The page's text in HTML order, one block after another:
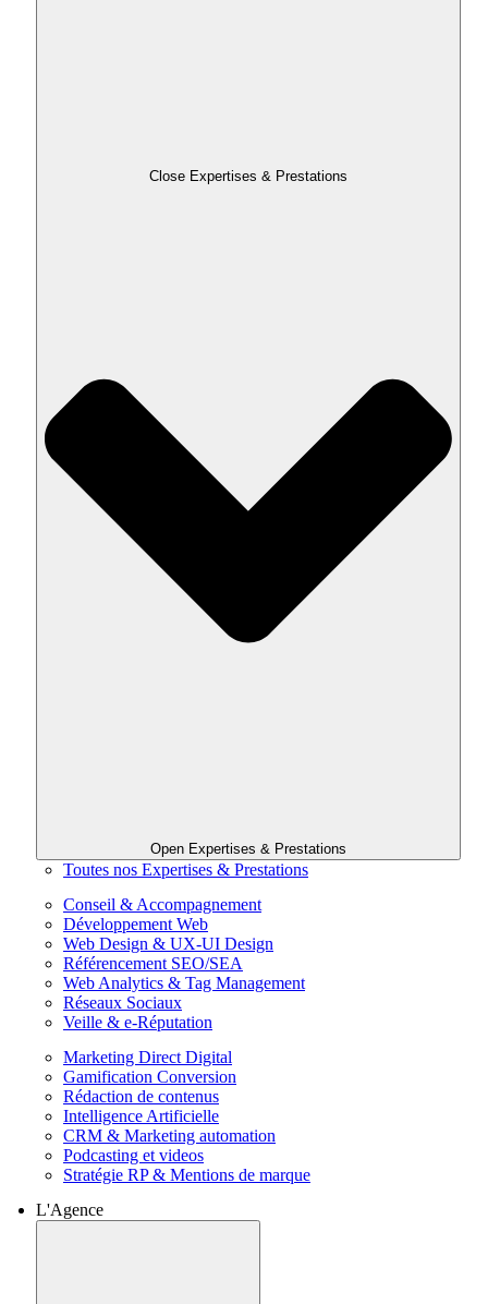
Close Expertises & Prestations
Open Expertises & Prestations
Toutes nos Expertises & Prestations
Conseil & Accompagnement
Développement Web
Web Design & UX-UI Design
Référencement SEO/SEA
Web Analytics & Tag Management
Réseaux Sociaux
Veille & e-Réputation
Marketing Direct Digital
Gamification Conversion
Rédaction de contenus
Intelligence Artificielle
CRM & Marketing automation
Podcasting et videos
Stratégie RP & Mentions de marque
L'Agence